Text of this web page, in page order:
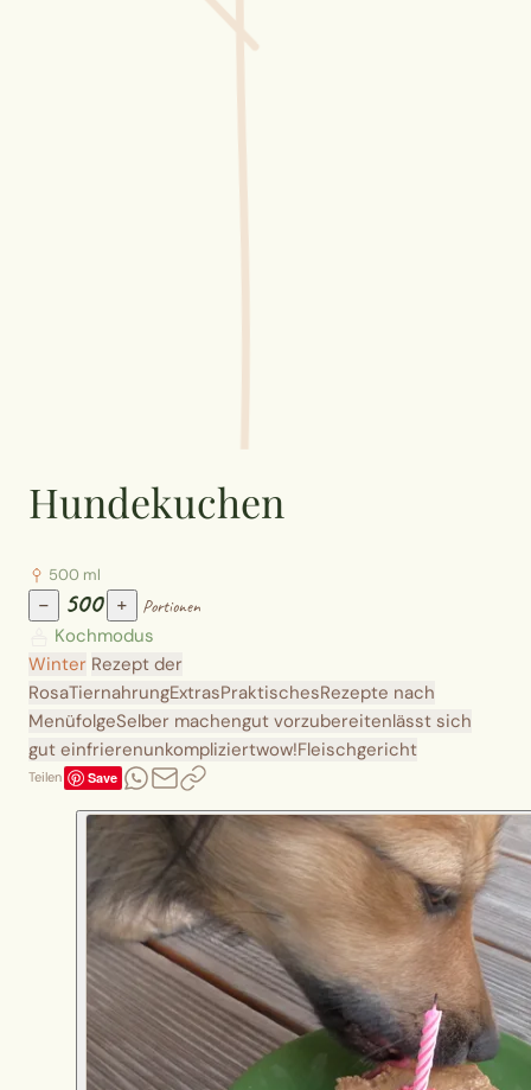
Hundekuchen
500 ml
− 500 + Portionen
Kochmodus
Winter Rezept der
RosaTiernahrungExtrasPraktischesRezepte nach
MenüfolgeSelber machengut vorzubereitenlässt sich
gut einfrierenunkompliziertwow!Fleischgericht
Teilen Save